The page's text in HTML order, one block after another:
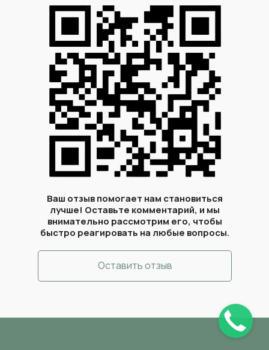
Оставить отзыв
Ваш отзыв помогает нам становиться
лучше! Оставьте комментарий, и мы
внимательно рассмотрим его, чтобы
быстро реагировать на любые вопросы.